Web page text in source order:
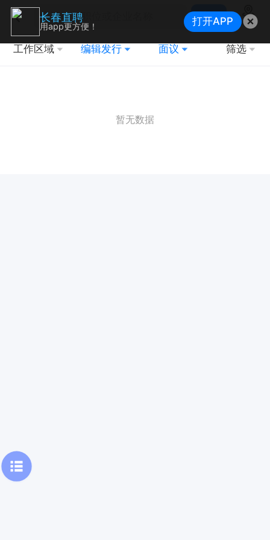
搜索
地图
工作区域 编辑发行 面议 筛选
暂无数据
长春直聘
用app更方便！ 打开APP